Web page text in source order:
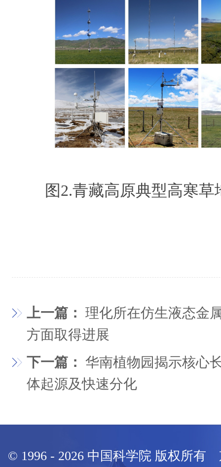
图2.青藏高原典型高寒
上一篇： 理化所在仿生液态金
方面取得进展
下一篇： 华南植物园揭示核心
体起源及快速分化
© 1996 - 2026 中国科学院 版权所有